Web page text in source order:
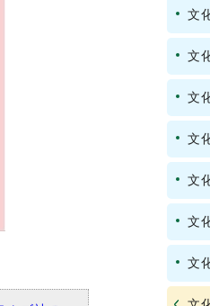
文
文
文
文
文
文
文